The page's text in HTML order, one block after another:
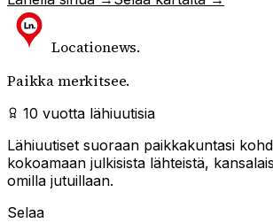
Locationews.
Paikka merkitsee.
10 vuotta lähiuutisia
Lähiuutiset suoraan paikkakuntasi
kokoamaan julkisista lähteistä,
omilla jutuillaan.
Selaa